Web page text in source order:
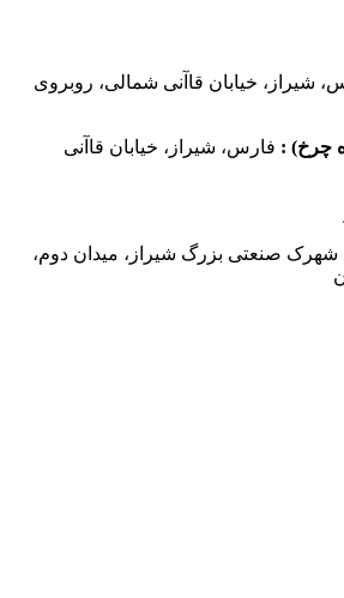
شیراز، خیابان قاآنی شمالی، روبروی
فارس، شیراز، خیابان قاآنی
شهرک صنعتی بزرگ شیراز، میدان دوم،